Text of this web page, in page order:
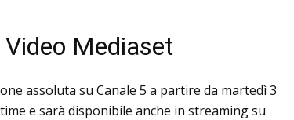
Mediaset
assoluta su Canale 5 a partire da martedì 3
e sarà disponibile anche in streaming su